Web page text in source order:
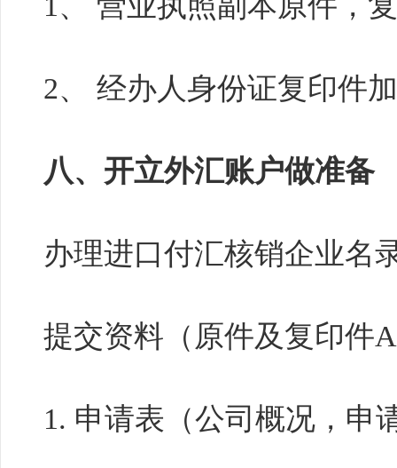
2、 经办人身份证复印件
八、开立外汇账户做准备
办理进口付汇核销企业名
提交资料（原件及复印件
1. 申请表（公司概况，申